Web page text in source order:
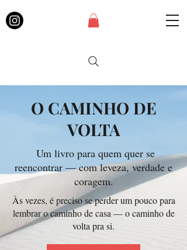
O CAMINHO DE
VOLTA
Um livro para quem quer se
reencontrar — com leveza, verdade e
coragem.
Às vezes, é preciso se perder um pouco para
lembrar o caminho de casa — o caminho de
volta pra si.